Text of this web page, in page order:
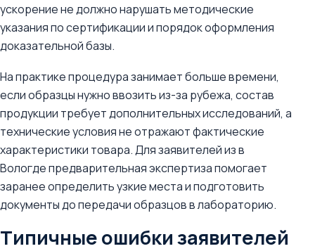
ускорение не должно нарушать методические
указания по сертификации и порядок оформления
доказательной базы.
На практике процедура занимает больше времени,
если образцы нужно ввозить из-за рубежа, состав
продукции требует дополнительных исследований, а
технические условия не отражают фактические
характеристики товара. Для заявителей из в
Вологде предварительная экспертиза помогает
заранее определить узкие места и подготовить
документы до передачи образцов в лабораторию.
Типичные ошибки заявителей